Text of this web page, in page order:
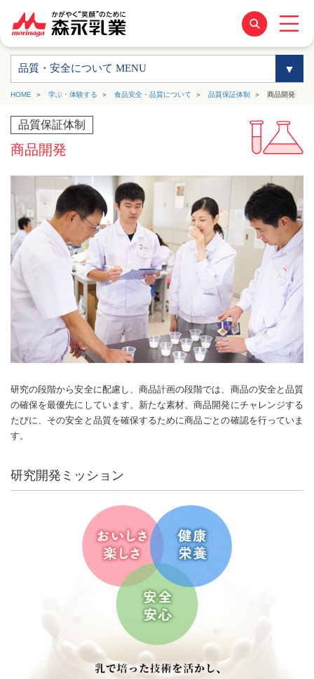
品質・安全について MENU
HOME 学ぶ・体験する 食品安全・品質について 品質保証体制 商品開発
品質保証体制
商品開発
研究の段階から安全に配慮し、商品計画の段階では、商品の安全と品質
の確保を最優先にしています。新たな素材、商品開発にチャレンジする
たびに、その安全と品質を確保するために商品ごとの確認を行っていま
す。
研究開発ミッション